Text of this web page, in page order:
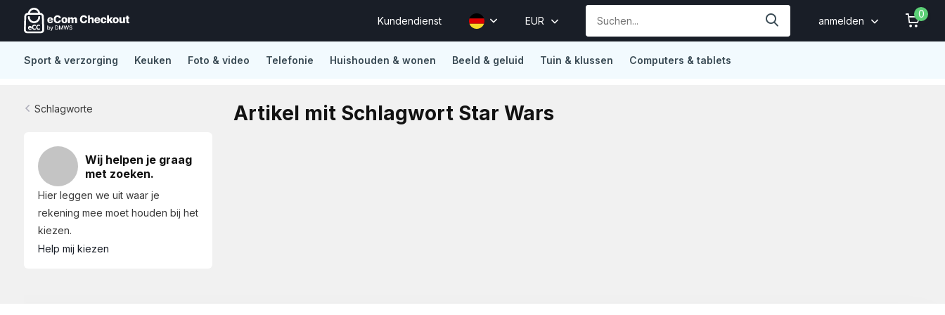
Kundendienst EUR anmelden
0
Sport & verzorging Keuken Foto & video Telefonie Huishouden & wonen Beeld & geluid Tuin & klussen Computers & tablets
De nieuwe standaard in Lightspeed eCom No distractions Vertrouwd door Mollie, Sendcloud, Traffic Today, Happy Online
Schlagworte
Wij helpen je graag
met zoeken.
Hier leggen we uit waar je
rekening mee moet houden bij het
kiezen.
Help mij kiezen
Artikel mit Schlagwort Star Wars